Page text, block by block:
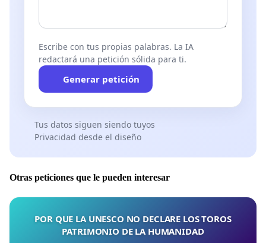
Escribe con tus propias palabras. La IA
redactará una petición sólida para ti.
Generar petición
Tus datos siguen siendo tuyos
Privacidad desde el diseño
Otras peticiones que le pueden interesar
POR QUE LA UNESCO NO DECLARE LOS TOROS
PATRIMONIO DE LA HUMANIDAD